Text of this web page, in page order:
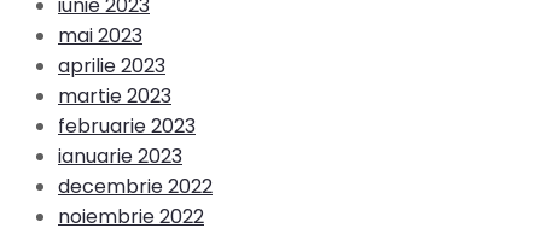
iunie 2023
mai 2023
aprilie 2023
martie 2023
februarie 2023
ianuarie 2023
decembrie 2022
noiembrie 2022